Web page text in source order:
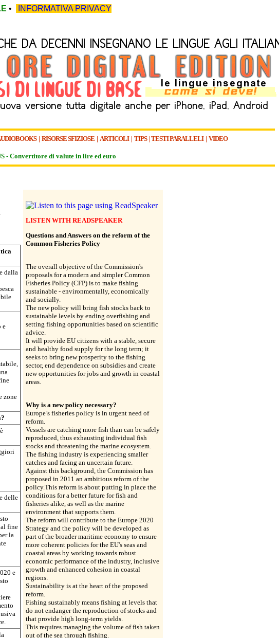
• INFORMATIVA PRIVACY
| RISORSE SFIZIOSE | ARTICOLI| TIPS|TESTI PARALLELI| VIDEO
- Convertitore di valute in lire ed euro
dalla
e
zone
delle
fine
la
e
LISTEN WITH READSPEAKER
Questions and Answers on the reform of the
Common Fisheries Policy
The overall objective of the Commission's
proposals for a modern and simpler Common
Fisheries Policy (CFP) is to make fishing
sustainable - environmentally, economically
and socially.
The new policy will bring fish stocks back to
sustainable levels by ending overfishing and
setting fishing opportunities based on scientific
advice.
It will provide EU citizens with a stable, secure
and healthy food supply for the long term; it
seeks to bring new prosperity to the fishing
sector, end dependence on subsidies and create
new opportunities for jobs and growth in coastal
areas.
Why is a new policy necessary?
Europe’s fisheries policy is in urgent need of
reform.
Vessels are catching more fish than can be safely
reproduced, thus exhausting individual fish
stocks and threatening the marine ecosystem.
The fishing industry is experiencing smaller
catches and facing an uncertain future.
Against this background, the Commission has
proposed in 2011 an ambitious reform of the
policy.This reform is about putting in place the
conditions for a better future for fish and
fisheries alike, as well as the marine
environment that supports them.
The reform will contribute to the Europe 2020
Strategy and the policy will be developed as
part of the broader maritime economy to ensure
more coherent policies for the EU's seas and
coastal areas by working towards robust
economic performance of the industry, inclusive
growth and enhanced cohesion in coastal
regions.
Sustainability is at the heart of the proposed
reform.
Fishing sustainably means fishing at levels that
do not endanger the reproduction of stocks and
that provide high long-term yields.
This requires managing the volume of fish taken
out of the sea through fishing.